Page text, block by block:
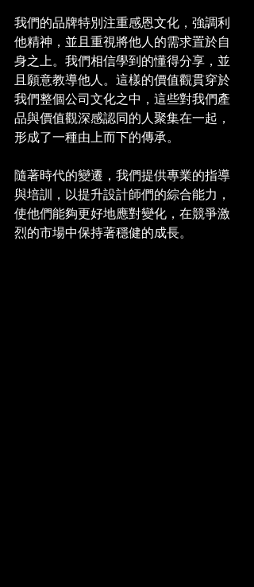
我們的品牌特別注重感恩文化，強調利
他精神，並且重視將他人的需求置於自
身之上。我們相信學到的懂得分享，並
且願意教導他人。這樣的價值觀貫穿於
我們整個公司文化之中，這些對我們產
品與價值觀深感認同的人聚集在一起，
形成了一種由上而下的傳承。
隨著時代的變遷，我們提供專業的指導
與培訓，以提升設計師們的綜合能力，
使他們能夠更好地應對變化，在競爭激
烈的市場中保持著穩健的成長。